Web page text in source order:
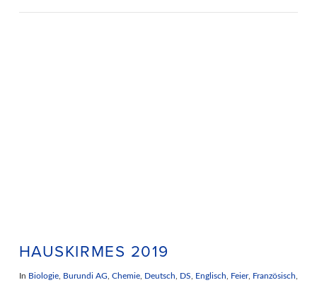
HAUSKIRMES 2019
In Biologie, Burundi AG Chemie, Deutsch DS Englisch Feier, Französisch